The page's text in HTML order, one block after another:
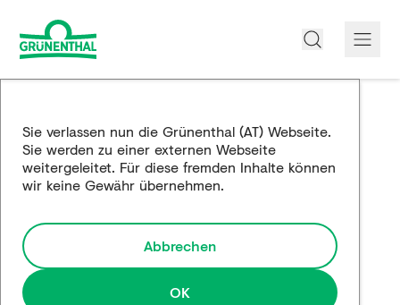
Produkte
Edukation
Forschung und Entwicklung
Partnerschaften
Sie verlassen nun die Grünenthal (AT) Webseite.
Sie werden zu einer externen Webseite
weitergeleitet. Für diese fremden Inhalte können
wir keine Gewähr übernehmen.
Abbrechen
OK